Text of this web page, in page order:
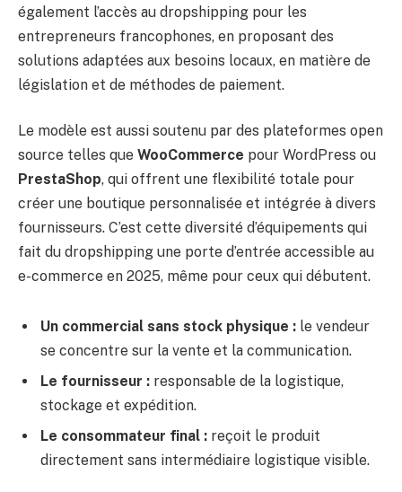
également l’accès au dropshipping pour les
entrepreneurs francophones, en proposant des
solutions adaptées aux besoins locaux, en matière de
législation et de méthodes de paiement.
Le modèle est aussi soutenu par des plateformes open
source telles que WooCommerce pour WordPress ou
PrestaShop, qui offrent une flexibilité totale pour
créer une boutique personnalisée et intégrée à divers
fournisseurs. C’est cette diversité d’équipements qui
fait du dropshipping une porte d’entrée accessible au
e-commerce en 2025, même pour ceux qui débutent.
Un commercial sans stock physique : le vendeur
se concentre sur la vente et la communication.
Le fournisseur : responsable de la logistique,
stockage et expédition.
Le consommateur final : reçoit le produit
directement sans intermédiaire logistique visible.